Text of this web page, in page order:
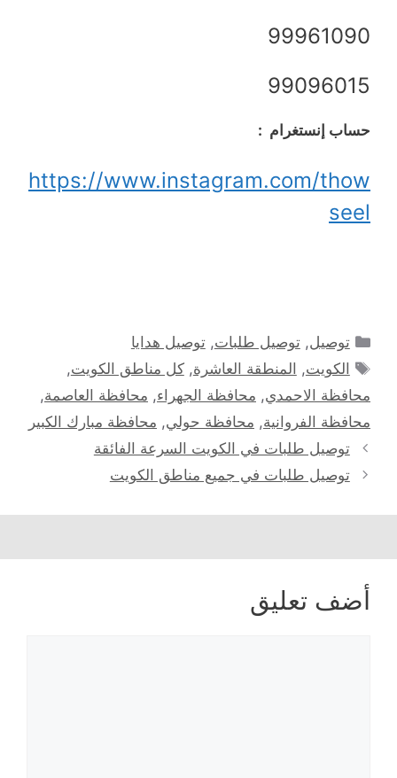
99961090
99096015
حساب إنستغرام :
https://www.instagram.com/thow
seel
التصنيفات
توصيل,توصيل طلبات,توصيل هدايا
الوسوم
الكويت, المنطقة العاشرة,كل مناطق الكويت,
محافظة الاحمدي, محافظة الجهراء, محافظة العاصمة,
محافظة الفروانية, محافظة حولي, محافظة مبارك الكبير
توصيل طلبات في الكويت السرعة الفائقة
توصيل طلبات في جميع مناطق الكويت
أضف تعليق